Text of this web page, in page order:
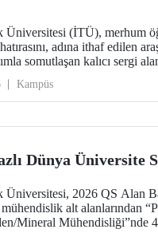
Üniversitesi (İTÜ), merhum
adına ithaf edilen
somutlaşan kalıcı sergi
Kampüs
Dünya Üniversite
Üniversitesi, 2026 QS Alan
mühendislik alt alanlarından
Mineral Mühendisliği”nde